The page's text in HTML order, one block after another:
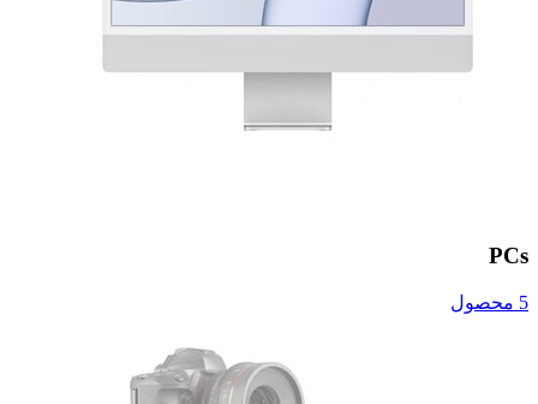
PCs
5 محصول